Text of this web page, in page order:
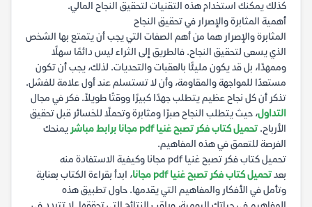
كذلك يمكنك استخدام هذه التقنيات لتحقيق النجاح المالي.
أهمية المثابرة والإصرار في تحقيق النجاح
المثابرة والإصرار هما من أهم الصفات التي يجب أن يتمتع بها الشخص
الذي يسعى لتحقيق النجاح. فالطريق إلى الثراء ليس دائمًا سهلًا
وممهدًا، بل قد يكون مليئًا بالعقبات والتحديات. لذلك، يجب أن تكون
مستعدًا للمواجهة والمقاومة، وأن لا تستسلم عند أول علامة للفشل.
تذكر أن كل نجاح عظيم يتطلب جهدًا كبيرًا ووقتًا طويلاً. فكر في مجال
التداول، حيث يتطلب النجاح صبرًا ومثابرة وتحملًا للخسائر قبل تحقيق
الأرباح.تحميل كتاب فكر تصبح غنيا pdf مجانا برابط مباشر
يمنحك
الفرصة للتعمق في هذه المفاهيم.
تحميل كتاب فكر تصبح غنيا pdf مجانا وكيفية الاستفادة منه
بعدتحميل كتاب فكر تصبح غنيا pdf مجانا
، ابدأ بقراءة الكتاب بعناية
وتأمل في الأفكار والمفاهيم التي يقدمها. حاول تطبيق هذه